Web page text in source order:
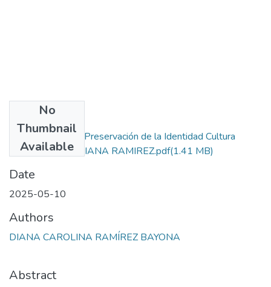
No
Thumbnail
Available
Fortalecimiento y Preservación de la Identidad Cultura
MONOGRAFIA DIANA RAMIREZ.pdf(1.41 MB)
Date
2025-05-10
Authors
DIANA CAROLINA RAMÍREZ BAYONA
Abstract